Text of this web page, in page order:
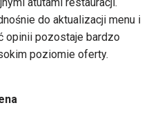
do aktualizacji menu i
opinii pozostaje bardzo
poziomie oferty.